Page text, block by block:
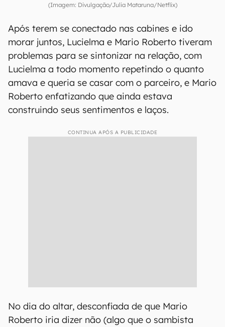
(Imagem: Divulgação/Julia Mataruna/Netflix)
Após terem se conectado nas cabines e ido
morar juntos, Lucielma e Mario Roberto tiveram
problemas para se sintonizar na relação, com
Lucielma a todo momento repetindo o quanto
amava e queria se casar com o parceiro, e Mario
Roberto enfatizando que ainda estava
construindo seus sentimentos e laços.
CONTINUA APÓS A PUBLICIDADE
No dia do altar, desconfiada de que Mario
Roberto iria dizer não (algo que o sambista